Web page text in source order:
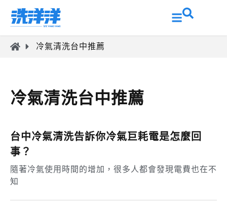
冷氣清洗台中推薦
冷氣清洗台中推薦
台中冷氣清洗告訴你冷氣巨耗電是怎麼回
事？
隨著冷氣使用時間的增加，很多人都會發現電費也在不
知